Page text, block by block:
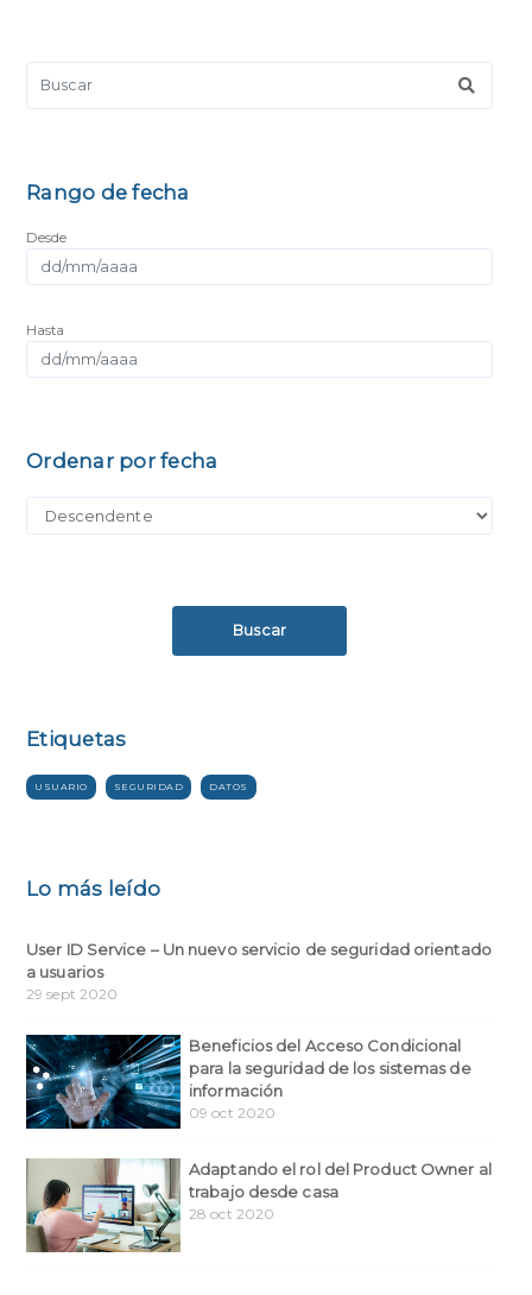
Rango de fecha
Desde
Hasta
Ordenar por fecha
Buscar
Etiquetas
USUARIO SEGURIDAD DATOS
Lo más leído
User ID Service – Un nuevo servicio de seguridad orientado
a usuarios
29 sept 2020
Beneficios del Acceso Condicional
para la seguridad de los sistemas de
información
09 oct 2020
Adaptando el rol del Product Owner al
trabajo desde casa
28 oct 2020